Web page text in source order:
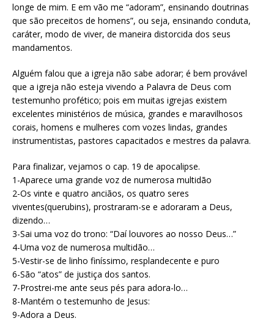
longe de mim. E em vão me “adoram”, ensinando doutrinas
que são preceitos de homens”, ou seja, ensinando conduta,
caráter, modo de viver, de maneira distorcida dos seus
mandamentos.
Alguém falou que a igreja não sabe adorar; é bem provável
que a igreja não esteja vivendo a Palavra de Deus com
testemunho profético; pois em muitas igrejas existem
excelentes ministérios de música, grandes e maravilhosos
corais, homens e mulheres com vozes lindas, grandes
instrumentistas, pastores capacitados e mestres da palavra.
Para finalizar, vejamos o cap. 19 de apocalipse.
1-Aparece uma grande voz de numerosa multidão
2-Os vinte e quatro anciãos, os quatro seres
viventes(querubins), prostraram-se e adoraram a Deus,
dizendo…
3-Sai uma voz do trono: “Daí louvores ao nosso Deus…”
4-Uma voz de numerosa multidão…
5-Vestir-se de linho finíssimo, resplandecente e puro
6-São “atos” de justiça dos santos.
7-Prostrei-me ante seus pés para adora-lo…
8-Mantém o testemunho de Jesus:
9-Adora a Deus.